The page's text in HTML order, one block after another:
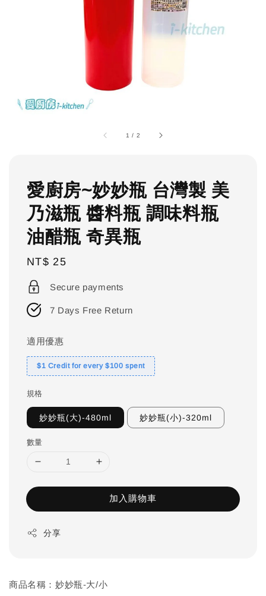
1 / 2
愛廚房~妙妙瓶 台灣製 美
乃滋瓶 醬料瓶 調味料瓶
油醋瓶 奇異瓶
Regular
price
NT$ 25
Secure payments
7 Days Free Return
適用優惠
$1 Credit for every $100 spent
規格
妙妙瓶(大)-480ml 妙妙瓶(小)-320ml
數量
加入購物車
分享
商品名稱：妙妙瓶-大/小